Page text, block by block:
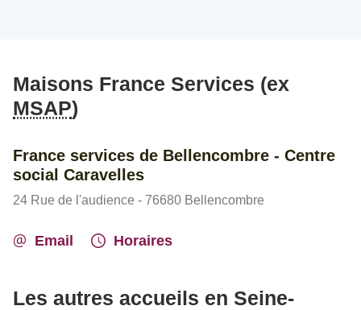
Maisons France Services (ex
MSAP)
France services de Bellencombre - Centre
social Caravelles
24 Rue de l'audience - 76680 Bellencombre
Email Horaires
Les autres accueils en Seine-